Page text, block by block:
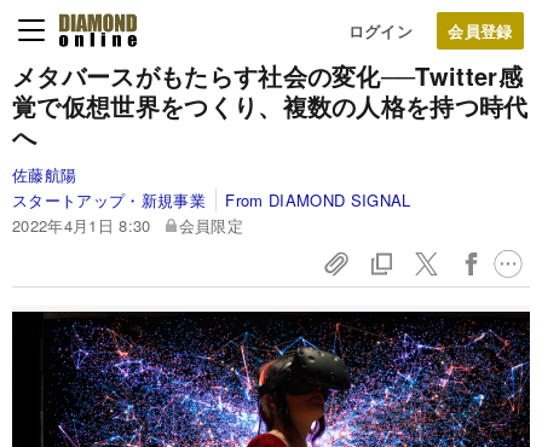
ログイン
メタバースがもたらす社会の変化──Twitter感
覚で仮想世界をつくり、複数の人格を持つ時代
へ
佐藤航陽
スタートアップ・新規事業
From DIAMOND SIGNAL
2022年4月1日 8:30
会員限定